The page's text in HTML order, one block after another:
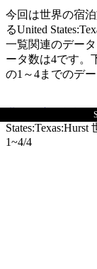
今回は世界の宿
るUnited
一覧関連のデー
ータ数は4です。
の1～4までのデー
世界の宿泊施設
1~4/4